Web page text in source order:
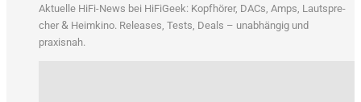
Aktu­el­le HiFi-News bei HiFi­Ge­ek: Kopf­hö­rer, DACs, Amps, Laut­spre­
cher & Heim­ki­no. Releases, Tests, Deals – unab­hän­gig und
praxisnah.